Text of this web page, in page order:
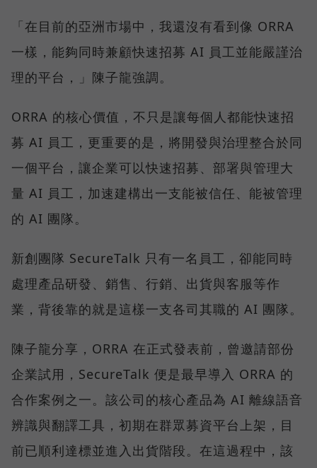
「在目前的亞洲市場中，我還沒有看到像 ORRA
一樣，能夠同時兼顧快速招募 AI 員工並能嚴謹治
理的平台，」陳子龍強調。
ORRA 的核心價值，不只是讓每個人都能快速招
募 AI 員工，更重要的是，將開發與治理整合於同
一個平台，讓企業可以快速招募、部署與管理大
量 AI 員工，加速建構出一支能被信任、能被管理
的 AI 團隊。
新創團隊 SecureTalk 只有一名員工，卻能同時
處理產品研發、銷售、行銷、出貨與客服等作
業，背後靠的就是這樣一支各司其職的 AI 團隊。
陳子龍分享，ORRA 在正式發表前，曾邀請部份
企業試用，SecureTalk 便是最早導入 ORRA 的
合作案例之一。該公司的核心產品為 AI 離線語音
辨識與翻譯工具，初期在群眾募資平台上架，目
前已順利達標並進入出貨階段。在這過程中，該